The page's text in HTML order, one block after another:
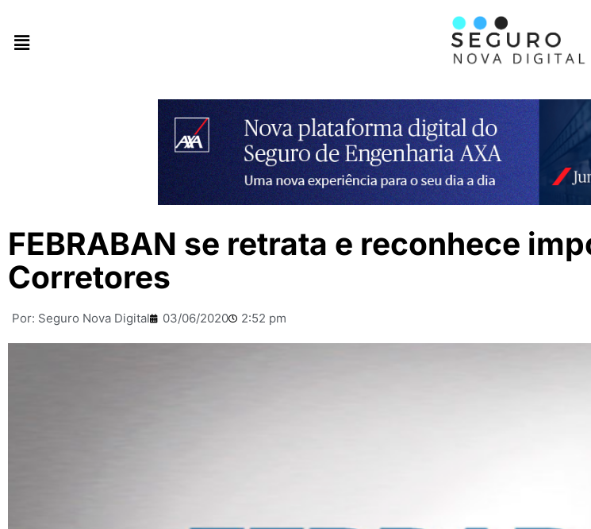
FEBRABAN se retrata e reconhece
Corretores
Por: Seguro Nova Digital 03/06/2020 2:52 pm